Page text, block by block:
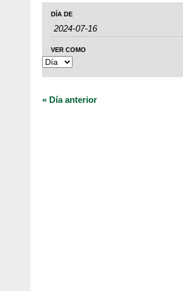
Navegación
de
búsqueda
y
de
Búsqueda
de
Eventos
DÍA DE
Navegación
de
vistas
de
Evento
VER COMO
« Día anterior